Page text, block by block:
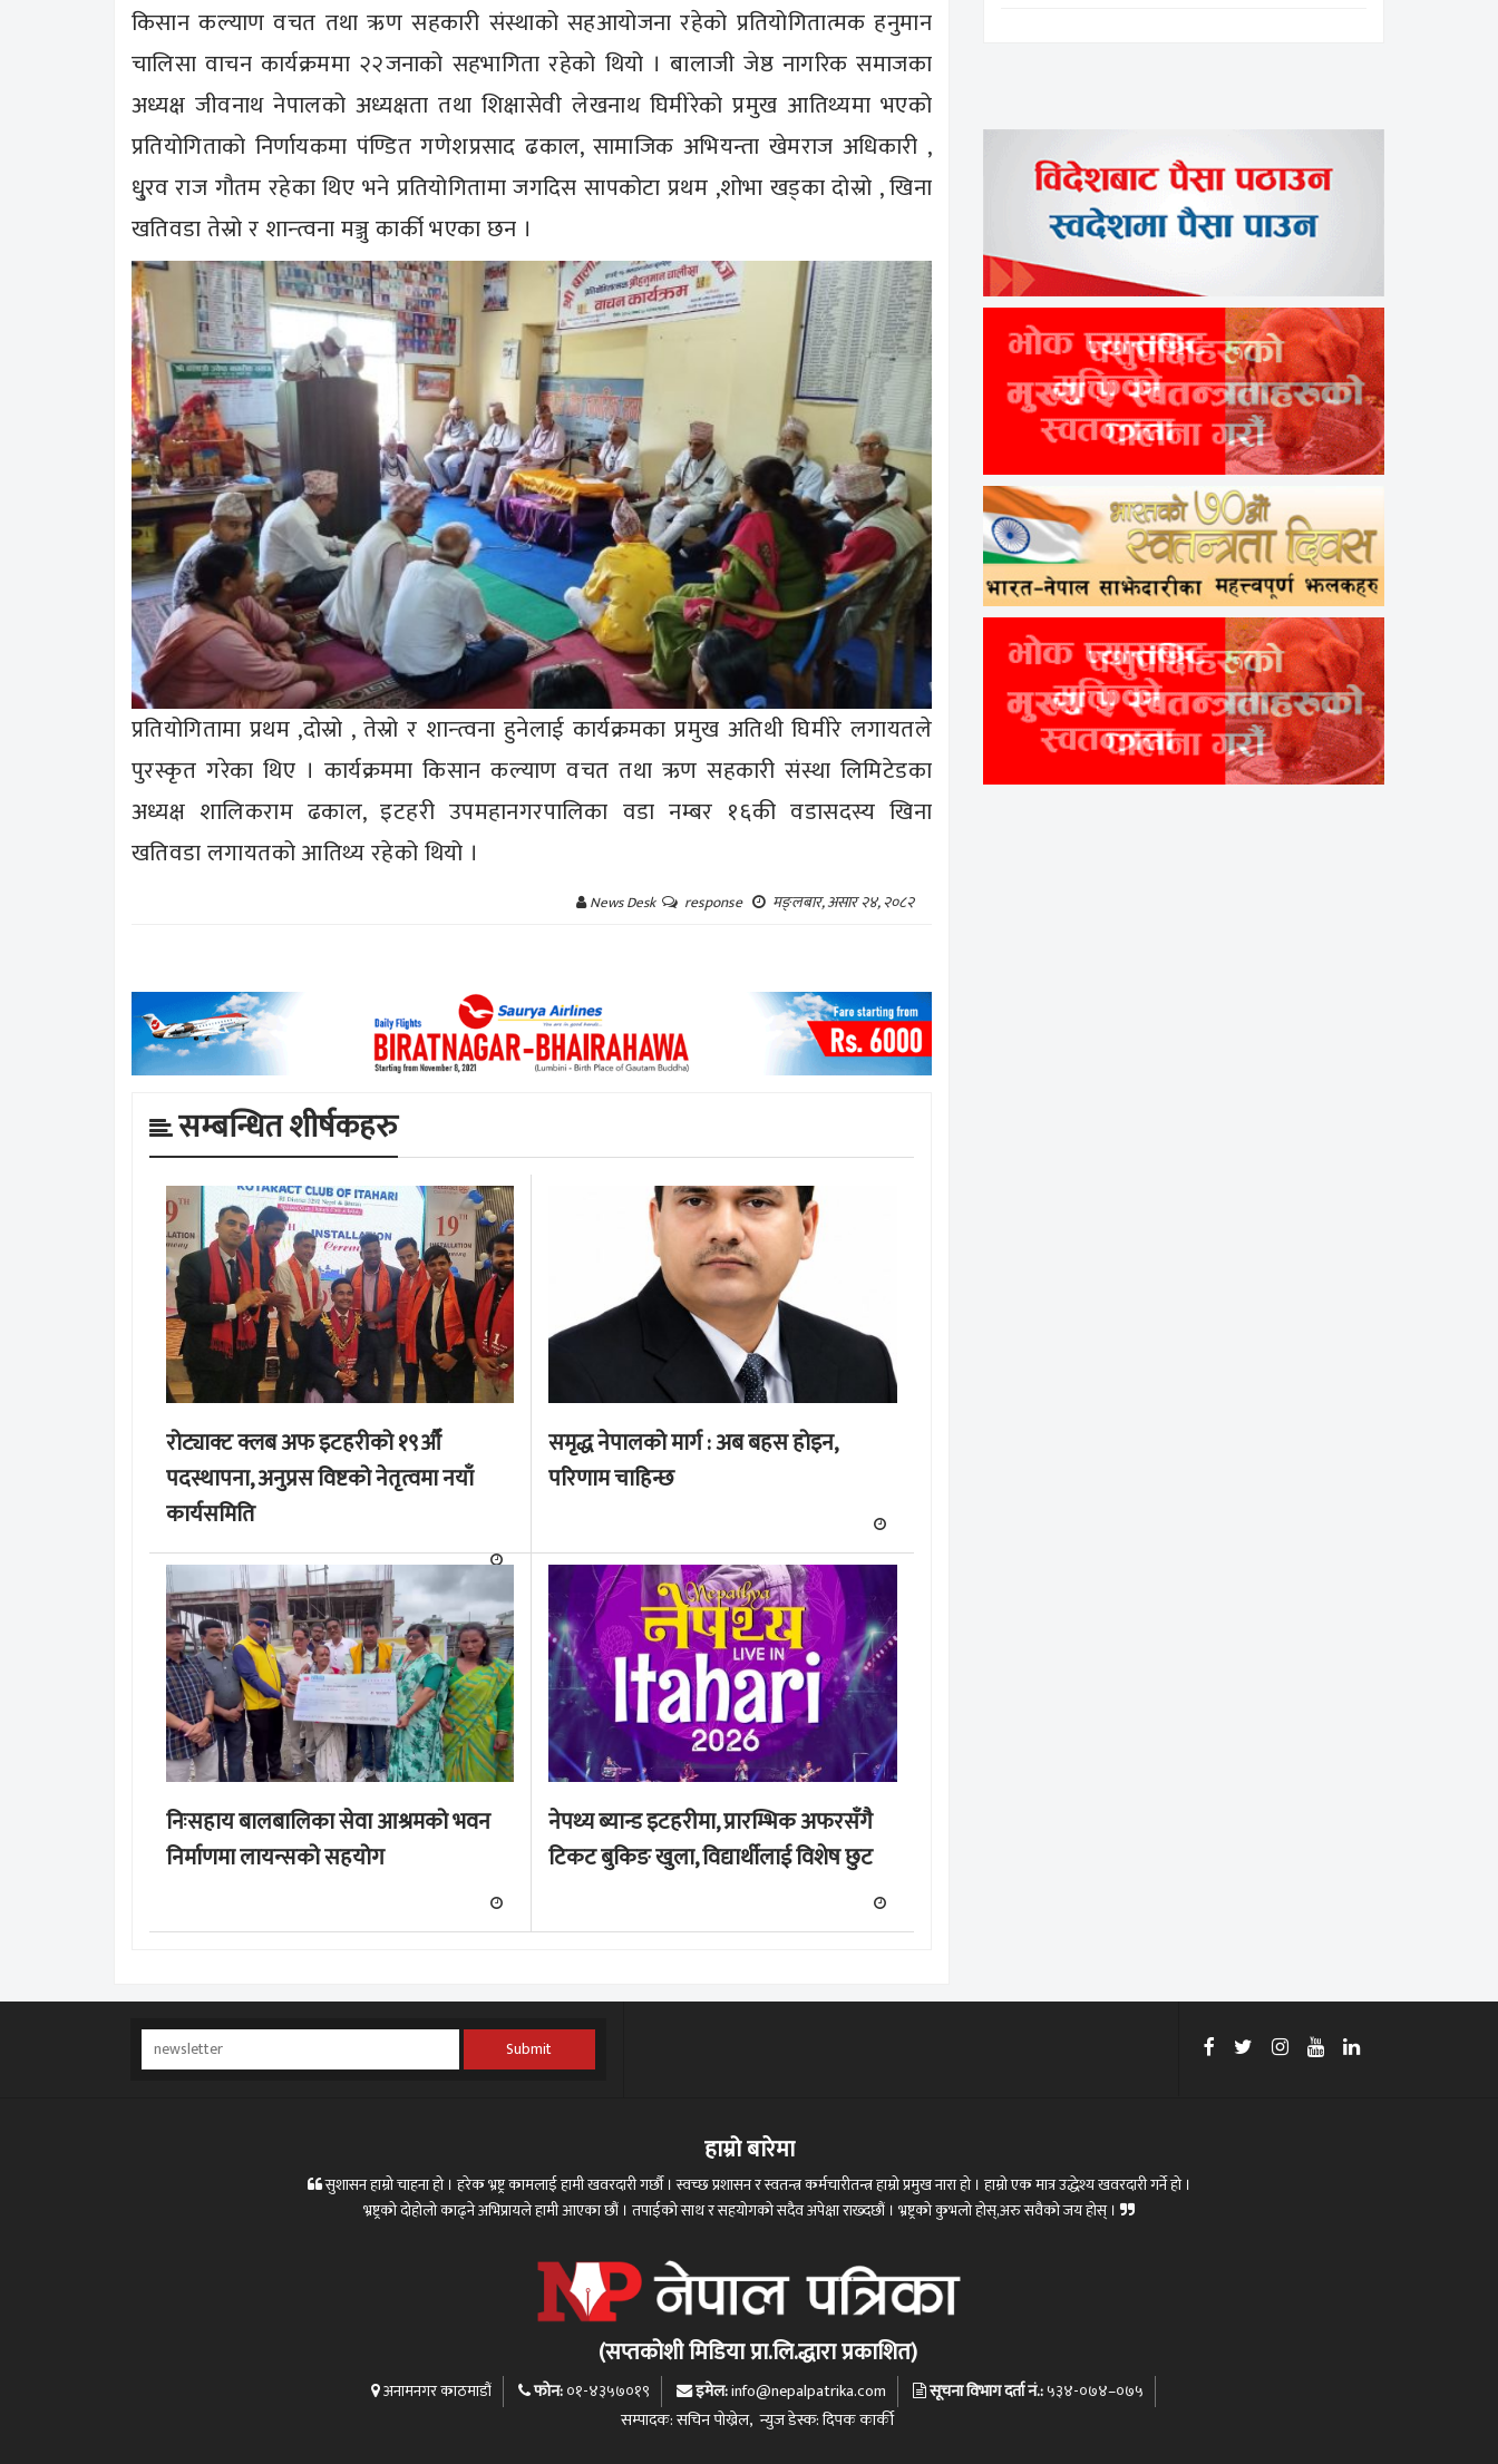
किसान कल्याण वचत तथा ऋण सहकारी संस्थाको सहआयोजना रहेको प्रतियोगितात्मक हनुमान
चालिसा वाचन कार्यक्रममा २२जनाको सहभागिता रहेको थियो । बालाजी जेष्ठ नागरिक समाजका
अध्यक्ष जीवनाथ नेपालको अध्यक्षता तथा शिक्षासेवी लेखनाथ घिमीरेको प्रमुख आतिथ्यमा भएको
प्रतियोगिताको निर्णायकमा पंण्डित गणेशप्रसाद ढकाल, सामाजिक अभियन्ता खेमराज अधिकारी ,
धु्रव राज गौतम रहेका थिए भने प्रतियोगितामा जगदिस सापकोटा प्रथम ,शोभा खड्का दोस्रो , खिना
खतिवडा तेस्रो र शान्त्वना मञ्जु कार्की भएका छन ।
प्रतियोगितामा प्रथम ,दोस्रो , तेस्रो र शान्त्वना हुनेलाई कार्यक्रमका प्रमुख अतिथी घिमीरे लगायतले
पुरस्कृत गरेका थिए । कार्यक्रममा किसान कल्याण वचत तथा ऋण सहकारी संस्था लिमिटेडका
अध्यक्ष शालिकराम ढकाल, इटहरी उपमहानगरपालिका वडा नम्बर १६की वडासदस्य खिना
खतिवडा लगायतको आतिथ्य रहेको थियो ।
News Desk response मङ्लबार, असार २४, २०८२
सम्बन्धित शीर्षकहरु
रोट्याक्ट क्लब अफ इटहरीको १९औँ
पदस्थापना, अनुप्रस विष्टको नेतृत्वमा नयाँ
कार्यसमिति
समृद्ध नेपालको मार्ग : अब बहस होइन,
परिणाम चाहिन्छ
निःसहाय बालबालिका सेवा आश्रमको भवन
निर्माणमा लायन्सको सहयोग
नेपथ्य ब्यान्ड इटहरीमा, प्रारम्भिक अफरसँगै
टिकट बुकिङ खुला, विद्यार्थीलाई विशेष छुट
Submit
हाम्रो बारेमा
सुशासन हाम्रो चाहना हो । हरेक भ्रष्ट्र कामलाई हामी खवरदारी गर्छौ । स्वच्छ प्रशासन र स्वतन्त्र कर्मचारीतन्त्र हाम्रो प्रमुख नारा हो । हाम्रो एक मात्र उद्धेश्य खवरदारी गर्ने हो ।
भ्रष्ट्रको दोहोलो काढ्ने अभिप्रायले हामी आएका छौं । तपाईको साथ र सहयोगको सदैव अपेक्षा राख्दछौं । भ्रष्ट्रको कुभलो होस्,अरु सवैको जय होस् ।
(सप्तकोशी मिडिया प्रा.लि.द्धारा प्रकाशित)
अनामनगर काठमाडौं फोन:०१-४३५७०१९ इमेल:info@nepalpatrika.com सूचना विभाग दर्ता नं.:५३४-०७४–०७५
सम्पादक: सचिन पोख्रेल, न्युज डेस्क: दिपक कार्की